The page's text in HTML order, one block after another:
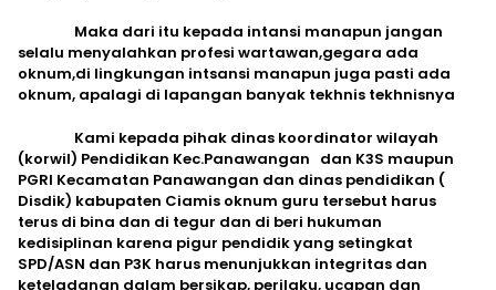
Maka dari itu kepada intansi manapun jangan
selalu menyalahkan profesi wartawan,gegara ada
oknum,di lingkungan intsansi manapun juga pasti ada
oknum, apalagi di lapangan banyak tekhnis tekhnisnya
Kami kepada pihak dinas koordinator wilayah
(korwil) Pendidikan Kec.Panawangan dan K3S maupun
PGRI Kecamatan Panawangan dan dinas pendidikan (
Disdik) kabupaten Ciamis oknum guru tersebut harus
terus di bina dan di tegur dan di beri hukuman
kedisiplinan karena pigur pendidik yang setingkat
SPD/ASN dan P3K harus menunjukkan integritas dan
keteladanan dalam bersikap, perilaku, ucapan dan